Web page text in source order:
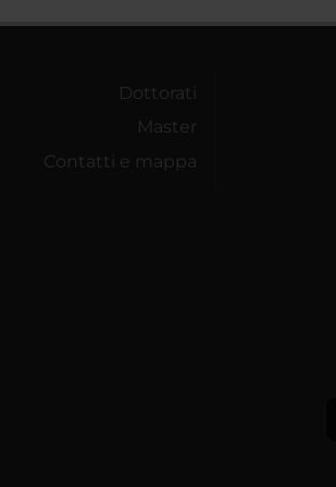
Dottorati
Master
Contatti e mappa